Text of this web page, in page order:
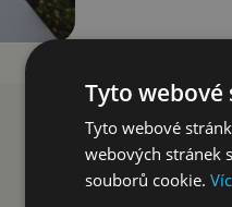
Tyto
Tyto webové
webových stránek
souborů cookie.